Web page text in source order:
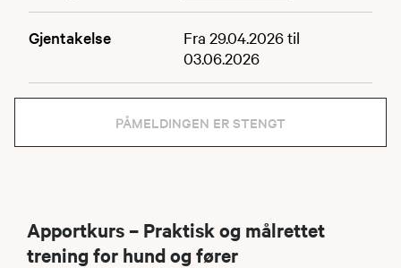
Gjentakelse
Fra 29.04.2026 til
03.06.2026
PÅMELDINGEN ER STENGT
Apportkurs – Praktisk og målrettet
trening for hund og fører